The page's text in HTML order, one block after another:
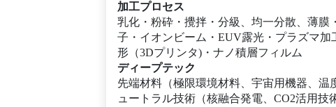
加工プロセス
乳化・粉砕・攪拌・分級、均一分散、薄
子・イオンビーム・EUV露光・プラズマ
形（3Dプリンタ)・ナノ積層フィルム
ディープテック
先端材料（極限環境材料、宇宙用機器、
ュートラル技術（核融合発電、CO2活用